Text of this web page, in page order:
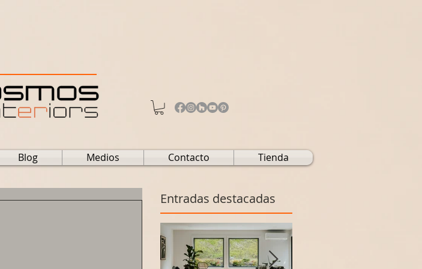
Blog Medios Contacto Tienda
Entradas destacadas